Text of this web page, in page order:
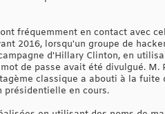
fréquemment en contact avec
2016, lorsqu'un groupe de
d'Hillary Clinton, en
de passe avait été divulgué. M.
classique a abouti à la fuite
présidentielle en cours.